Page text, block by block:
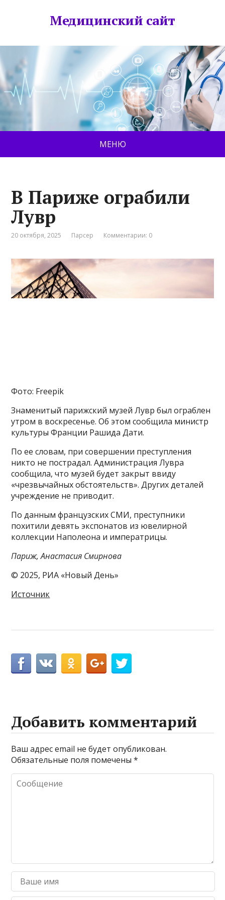
Медицинский сайт
МЕНЮ
В Париже ограбили
Лувр
20 октября, 2025 Парсер Комментарии: 0
Фото: Freepik
Знаменитый парижский музей Лувр был ограблен
утром в воскресенье. Об этом сообщила министр
культуры Франции Рашида Дати.
По ее словам, при совершении преступления
никто не пострадал. Администрация Лувра
сообщила, что музей будет закрыт ввиду
«чрезвычайных обстоятельств». Других деталей
учреждение не приводит.
По данным французских СМИ, преступники
похитили девять экспонатов из ювелирной
коллекции Наполеона и императрицы.
Париж, Анастасия Смирнова
© 2025, РИА «Новый День»
Источник
Добавить комментарий
Ваш адрес email не будет опубликован.
Обязательные поля помечены*